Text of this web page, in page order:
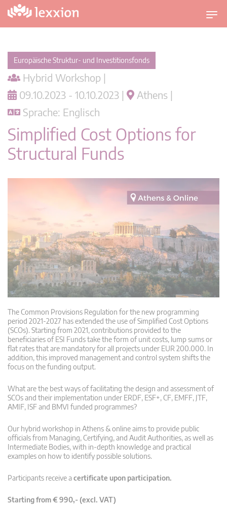
U
m
Europäische Struktur- und Investitionsfonds
Hybrid Workshop |
09.10.2023 - 10.10.2023 |
Athens |
Sprache: Englisch
Simplified Cost Options for
Structural Funds
The Common Provisions Regulation for the new programming
period 2021-2027 has extended the use of Simplified Cost Options
(SCOs). Starting from 2021, contributions provided to the
beneficiaries of ESI Funds take the form of unit costs, lump sums or
flat rates that are mandatory for all projects under EUR 200.000. In
addition, this improved management and control system shifts the
focus on the funding output.
What are the best ways of facilitating the design and assessment of
SCOs and their implementation under ERDF, ESF+, CF, EMFF, JTF,
AMIF, ISF and BMVI funded programmes?
Our hybrid workshop in Athens & online aims to provide public
officials from Managing, Certifying, and Audit Authorities, as well as
Intermediate Bodies, with in-depth knowledge and practical
examples on how to identify possible solutions.
Participants receive acertificate upon participation.
Starting from € 990,- (excl. VAT)